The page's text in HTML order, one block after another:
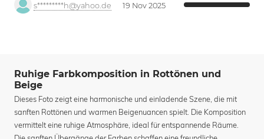
s*********h@yahoo.de 19 Nov 2025
Ruhige Farbkomposition in Rottönen und
Beige
Dieses Foto zeigt eine harmonische und einladende Szene, die mit
sanften Rottönen und warmen Beigenuancen spielt. Die Komposition
vermittelt eine ruhige Atmosphäre, ideal für entspannende Räume.